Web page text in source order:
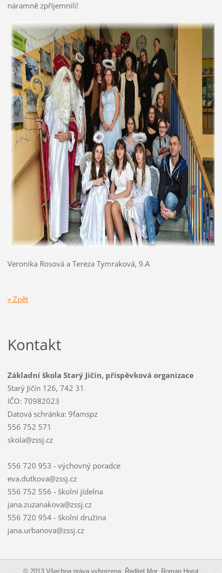
náramně zpříjemnili!
Veronika Rosová a Tereza Tymraková, 9.A
« Zpět
Kontakt
Základní škola Starý Jičín, příspěvková organizace
Starý Jičín 126, 742 31
IČO: 70982023
Datová schránka: 9famspz
556 752 571
skola@zssj.cz
556 720 953 - výchovný poradce
eva.dutkova@zssj.cz
556 752 556 - školní jídelna
jana.zuzanakova@zssj.cz
556 720 954 - školní družina
jana.urbanova@zssj.cz
© 2013 Všechna práva vyhrazena. Ředitel Mgr. Roman Horut